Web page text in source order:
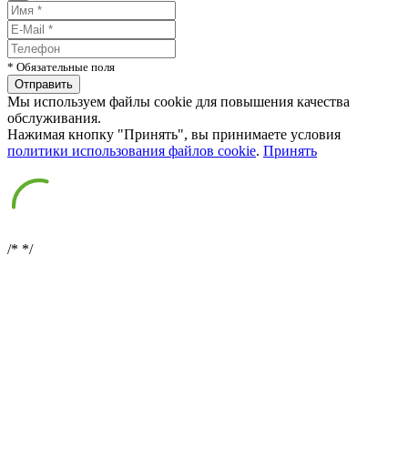
* Обязательные поля
Мы используем файлы cookie для повышения качества
обслуживания.
Нажимая кнопку "Принять", вы принимаете условия
политики использования файлов cookie. Принять
/* */